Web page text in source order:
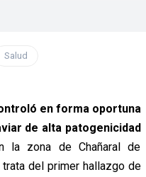
Salud
en forma oportuna
de alta patogenicidad
la zona de Chañaral de
del primer hallazgo de